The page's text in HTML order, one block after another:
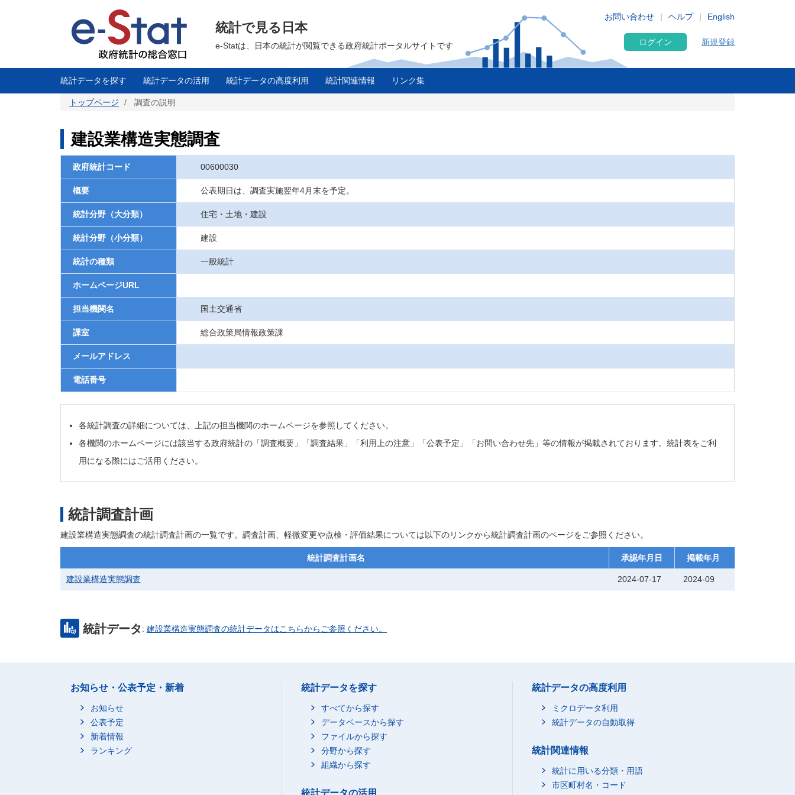
に
English
お問い合わせ ヘルプ
統計で見る日本
e-Statは、日本の統計が閲覧できる政府統計ポータルサイトです ログイン 新規登録
統計データを探す 統計データの活用 統計データの高度利用 統計関連情報 リンク集
トップページ 調査の説明
建設業構造実態調査
政府統計コード 00600030
概要 公表期日は、調査実施翌年4月末を予定。
統計分野（大分類） 住宅・土地・建設
統計分野（小分類） 建設
統計の種類 一般統計
ホームページURL
担当機関名 国土交通省
課室 総合政策局情報政策課
メールアドレス
電話番号
各統計調査の詳細については、上記の担当機関のホームページを参照してください。
各機関のホームページには該当する政府統計の「調査概要」「調査結果」「利用上の注意」「公表予定」「お問い合わせ先」等の情報が掲載されております。統計表をご利
用になる際にはご活用ください。
統計調査計画
建設業構造実態調査の統計調査計画の一覧です。調査計画、軽微変更や点検・評価結果については以下のリンクから統計調査計画のページをご参照ください。
統計調査計画名 承認年月日 掲載年月
建設業構造実態調査 2024-07-17 2024-09
統計データ: 建設業構造実態調査の統計データはこちらからご参照ください。
お知らせ・公表予定・新着
お知らせ
公表予定
新着情報
ランキング
統計データを探す
すべてから探す
データベースから探す
ファイルから探す
分野から探す
組織から探す
統計データの活用
統計データの高度利用
ミクロデータ利用
統計データの自動取得
統計関連情報
統計に用いる分類・用語
市区町村名・コード